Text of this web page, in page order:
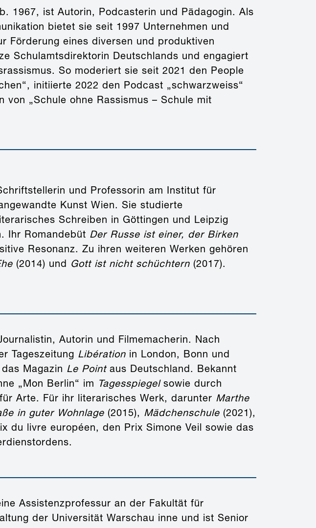
1967, ist Autorin, Podcasterin und Pädagogin. Als
bietet sie seit 1997 Unternehmen und
Förderung eines diversen und produktiven
Schulamtsdirektorin Deutschlands und engagiert
So moderiert sie seit 2021 den People
initiierte 2022 den Podcast „schwarzweiss“
von „Schule ohne Rassismus – Schule mit
und Professorin am Institut für
Kunst Wien. Sie studierte
Schreiben in Göttingen und Leipzig
Ihr Romandebüt Der Russe ist einer, der Birken
Resonanz. Zu ihren weiteren Werken gehören
(2014) und Gott ist nicht schüchtern (2017).
Autorin und Filmemacherin. Nach
Tageszeitung Libération in London, Bonn und
Magazin Le Pointaus Deutschland. Bekannt
„Mon Berlin“ im Tagesspiegelsowie durch
Arte. Für ihr literarisches Werk, darunter Marthe
in guter Wohnlage (2015), Mädchenschule (2021),
du livre européen, den Prix Simone Veil sowie das
Assistenzprofessur an der Fakultät für
der Universität Warschau inne und ist Senior